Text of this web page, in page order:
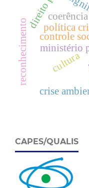
política
ministério
cultura
controle
coerência
reconhecimento
crise
CAPES/QUALIS